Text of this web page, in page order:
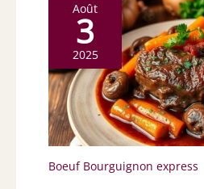
Août
3
2025
Boeuf Bourguignon express